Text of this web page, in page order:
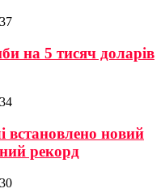
на 5 тисяч доларів
встановлено новий
рекорд